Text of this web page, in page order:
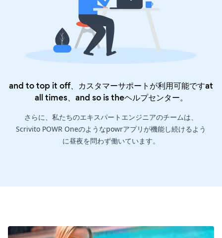
and to top it off、カスタマーサポートが利用可能ですat
all times、and so is theヘルプセンター。
さらに、私たちのエキスパートエンジニアのチームは、
Scrivito POWR Oneのようなpowrアプリが機能し続けるよう
に昼夜を問わず働いています。